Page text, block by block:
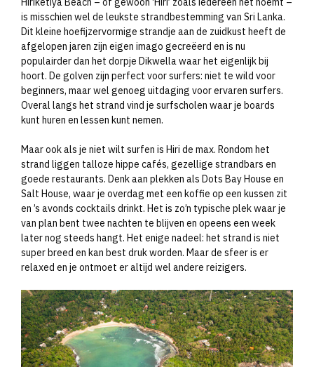
is misschien wel de leukste strandbestemming van Sri Lanka.
Dit kleine hoefijzervormige strandje aan de zuidkust heeft de
afgelopen jaren zijn eigen imago gecreëerd en is nu
populairder dan het dorpje Dikwella waar het eigenlijk bij
hoort. De golven zijn perfect voor surfers: niet te wild voor
beginners, maar wel genoeg uitdaging voor ervaren surfers.
Overal langs het strand vind je surfscholen waar je boards
kunt huren en lessen kunt nemen.
Maar ook als je niet wilt surfen is Hiri de max. Rondom het
strand liggen talloze hippe cafés, gezellige strandbars en
goede restaurants. Denk aan plekken als Dots Bay House en
Salt House, waar je overdag met een koffie op een kussen zit
en ’s avonds cocktails drinkt. Het is zo’n typische plek waar je
van plan bent twee nachten te blijven en opeens een week
later nog steeds hangt. Het enige nadeel: het strand is niet
super breed en kan best druk worden. Maar de sfeer is er
relaxed en je ontmoet er altijd wel andere reizigers.